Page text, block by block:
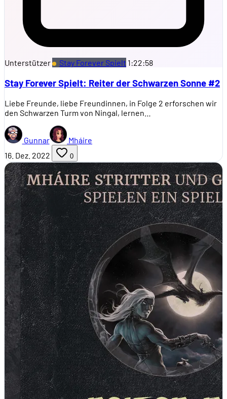
Unterstützer Stay Forever Spielt 1:22:58
Stay Forever Spielt: Reiter der Schwarzen Sonne #2
Liebe Freunde, liebe Freundinnen, in Folge 2 erforschen wir
den Schwarzen Turm von Ningal, lernen…
Gunnar
Mháire
16. Dez. 2022
0